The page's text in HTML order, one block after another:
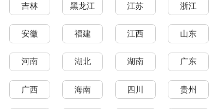
吉林 黑龙江 江苏 浙江
安徽 福建 江西 山东
河南 湖北 湖南 广东
广西 海南 四川 贵州